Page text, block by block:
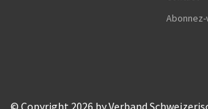
© Copyright 2026 by Verband